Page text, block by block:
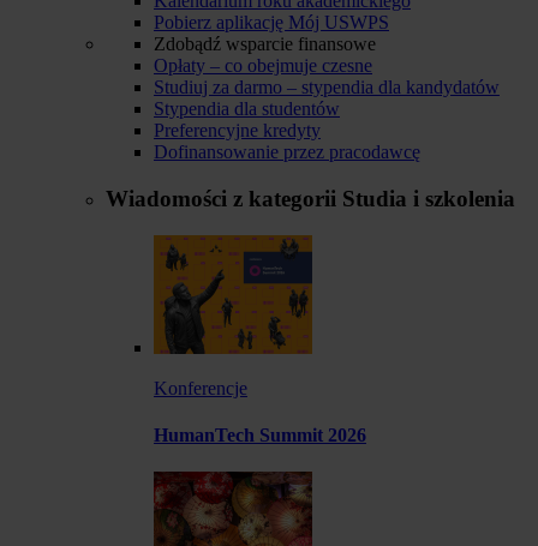
Pobierz aplikację Mój USWPS
Zdobądź wsparcie finansowe
Opłaty – co obejmuje czesne
Studiuj za darmo – stypendia dla kandydatów
Stypendia dla studentów
Preferencyjne kredyty
Dofinansowanie przez pracodawcę
Wiadomości z kategorii Studia i szkolenia
Konferencje
HumanTech Summit 2026